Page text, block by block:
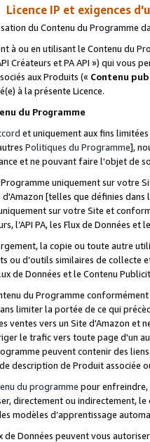
Licence IP et exigences
du Contenu du Programme
à ou en utilisant le Contenu du
Créateurs et PA API ») qui vous
aux Produits (« Contenu
à la présente Licence.
du Programme
et uniquement aux fins
Politiques du Programme],
et ne pouvant faire l'objet de
uniquement sur votre
[telles que définies dans
sur votre Site et
l’API PA, les Flux de Données
la copie ou toute autre
ou d’outils similaires de
de Données et le Contenu
du Programme
limiter la portée de ce qui
ventes vers un Site d'Amazon et
le trafic vers toute page d'un
peuvent contenir des
description de Produit associée
du programme pour
directement ou indirectement,
modèles d’apprentissage
de Données peuvent vous